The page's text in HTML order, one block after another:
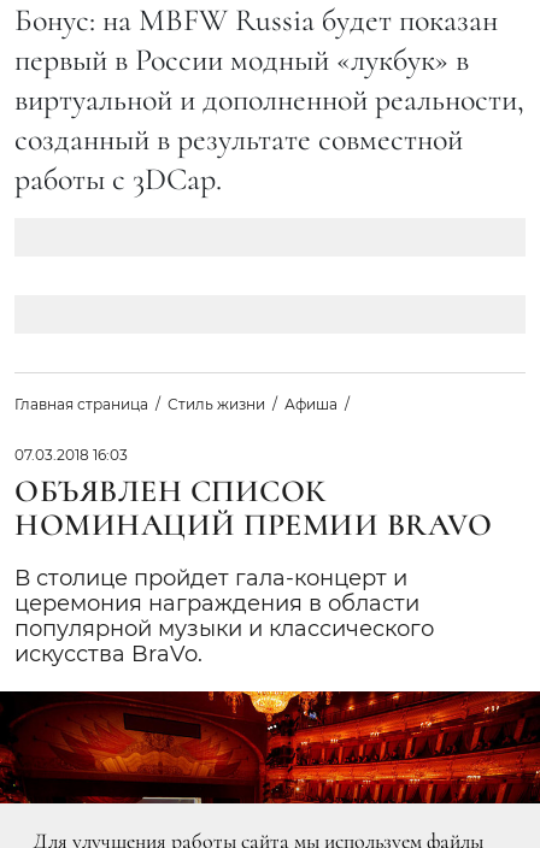
Бонус: на MBFW Russia будет показан
первый в России модный «лукбук» в
виртуальной и дополненной реальности,
созданный в результате совместной
работы с 3DCap.
Главная страница Стиль жизни Афиша
07.03.2018 16:03
ОБЪЯВЛЕН СПИСОК
НОМИНАЦИЙ ПРЕМИИ BRAVO
В столице пройдет гала-концерт и
церемония награждения в области
популярной музыки и классического
искусства BraVo.
Для улучшения работы сайта мы используем файлы